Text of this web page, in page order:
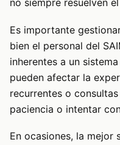
no siempre resuelven
Es importante
bien el personal del
inherentes a un
pueden afectar la
recurrentes o
paciencia o intentar
En ocasiones, la mejor